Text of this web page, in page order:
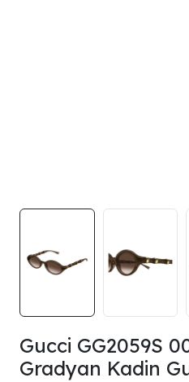
Gucci GG2059S
Gradyan Kadin